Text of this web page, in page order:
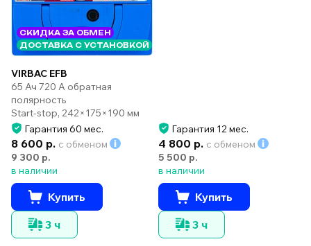
СКИДКА ЗА ОБМЕН
ДОСТАВКА С УСТАНОВКОЙ
VIRBAC EFB
65 Ач 720 А обратная
полярность
Start-stop, 242×175×190 мм
Гарантия 60 мес.
8 600 р. с обменом
9 300 р.
в наличии
Купить
3 ч
Гарантия 12 мес.
4 800 р. с обменом
5 500 р.
в наличии
Купить
3 ч